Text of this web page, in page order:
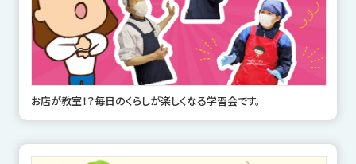
お店が教室！？毎日のくらしが楽しくなる学習会です。